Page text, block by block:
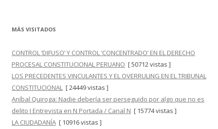
MÁS VISITADOS
CONTROL ‘DIFUSO’ Y CONTROL ‘CONCENTRADO’ EN EL DERECHO
PROCESAL CONSTITUCIONAL PERUANO [ 50712 vistas ]
LOS PRECEDENTES VINCULANTES Y EL OVERRULING EN EL TRIBUNAL
CONSTITUCIONAL [ 24449 vistas ]
Aníbal Quiroga: Nadie debería ser perseguido por algo que no es
delito I Entrevista en N Portada / Canal N [ 15774 vistas ]
LA CIUDADANÍA [ 10916 vistas ]